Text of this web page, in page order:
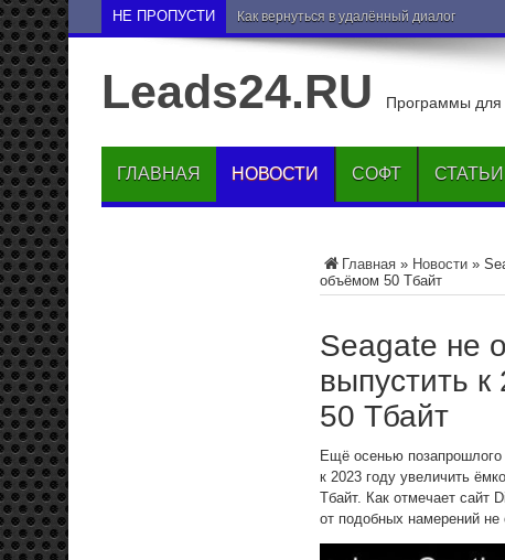
НЕ ПРОПУСТИ Как вернуться в удалённый диалог или
Leads24.RU Программы для
ГЛАВНАЯ НОВОСТИ СОФТ СТАТЬИ
Главная » Новости »
объёмом 50 Тбайт
Seagate не
выпустить
50 Тбайт
Ещё осенью
к 2023 году увеличить
Тбайт. Как отмечает сайт
от подобных намерений не